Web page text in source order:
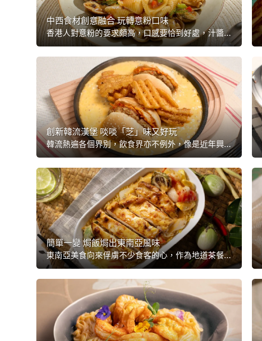
中西食材創意融合 玩轉意粉口味
香港人對意粉的要求頗高，口感要恰到好處，汁醬味道要正宗，同時又想創新多變。「聯合利華飲食策劃」特別結合全球250位專業主廚，最新整合出的【未來菜單】之中，創作跨國界美食正能滿足到嘴刁食客的需求！這次就將此策略用於意粉之上，中西合壁的滋味意粉即將要登場喇！
創新韓流漢堡 啖啖「芝」味又好玩
韓流熱遍各個界別，飲食界亦不例外，像是近年興起的韓式芝士火鍋，其打卡熱度可謂100%！將西式漢堡結合韓式「芝」味，讓跨國界美食加入玩食體驗元素。「聯合利華飲食策劃」最新發表的【未來菜單】，就集結全球250位專業主廚的精闢巧思，創造超好玩又美味的新菜式。大...
簡單一變 焗飯焗出東南亞風味
東南亞美食向來俘虜不少食客的心，作為地道茶餐廳亦特別為菜式加入創意元素，融合各地特色。也因此「聯合利華飲食策劃」所提出最新的 【未來菜單】中，創造出跨國界美食是必不可缺的一環。大廚在思考加入東南亞風情的同時，也要保留港式獨特滋味，散發更豐富的本土特色。